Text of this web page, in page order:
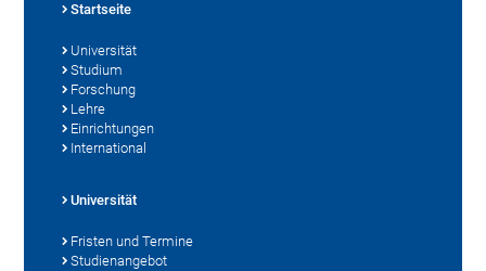
Startseite
Universität
Studium
Forschung
Lehre
Einrichtungen
International
Universität
Fristen und Termine
Studienangebot